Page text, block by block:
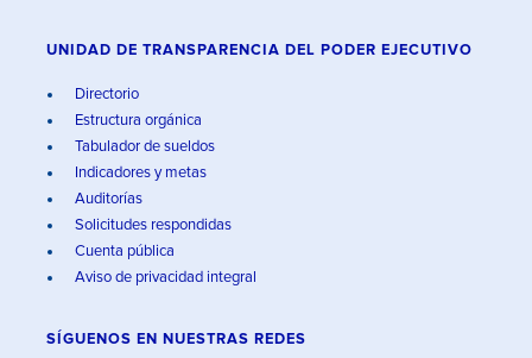
UNIDAD DE TRANSPARENCIA DEL PODER EJECUTIVO
Directorio
Estructura orgánica
Tabulador de sueldos
Indicadores y metas
Auditorías
Solicitudes respondidas
Cuenta pública
Aviso de privacidad integral
SÍGUENOS EN NUESTRAS REDES